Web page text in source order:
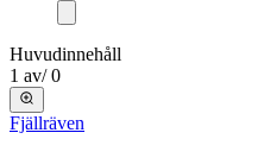
Huvudinnehåll
1 av/ 0
Fjällräven